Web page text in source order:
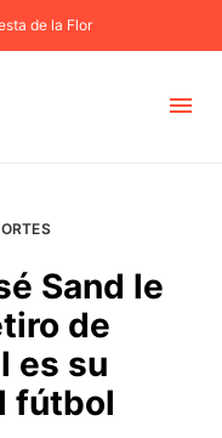
de la Flor
Sand le
de
es su
fútbol